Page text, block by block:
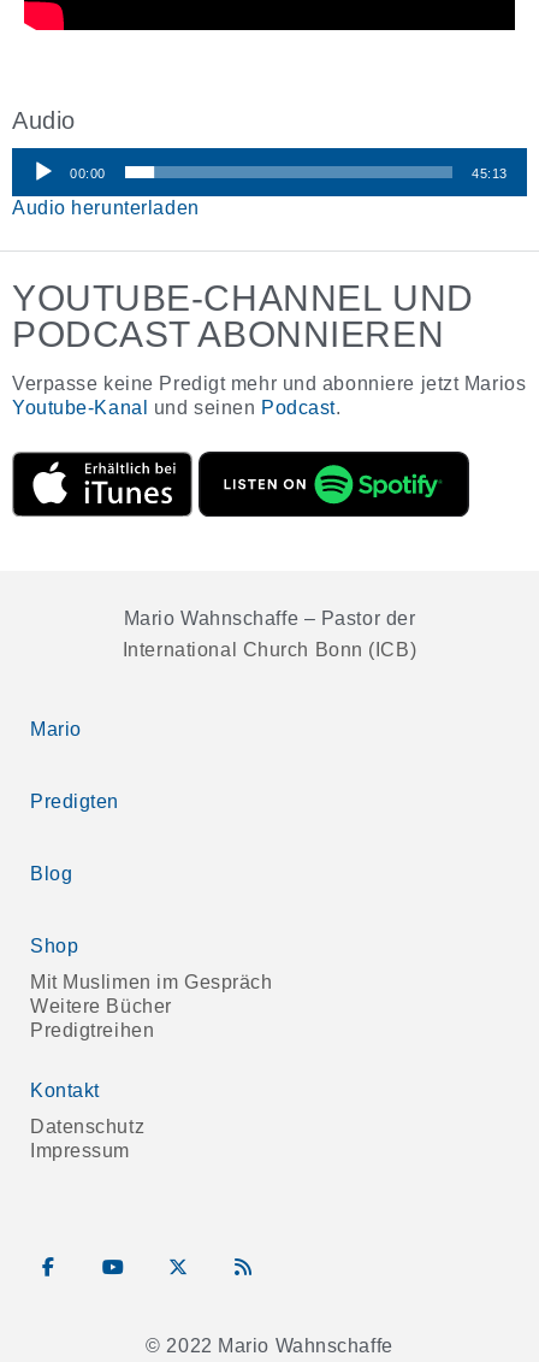
Audio
Audio-
00:00 45:13
Audio herunterladen
YOUTUBE-CHANNEL UND
PODCAST ABONNIEREN
Verpasse keine Predigt mehr und abonniere jetzt Marios
Youtube-Kanal
und seinen Podcast.
Mario Wahnschaffe – Pastor der
International Church Bonn (ICB)
Mario
Predigten
Blog
Shop
Mit Muslimen im Gespräch
Weitere Bücher
Predigtreihen
Kontakt
Datenschutz
Impressum
© 2022 Mario Wahnschaffe